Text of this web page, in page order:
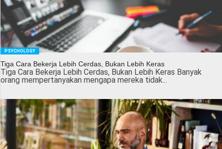
PSYCHOLOGY
Tiga Cara Bekerja Lebih Cerdas, Bukan Lebih Keras
Tiga Cara Bekerja Lebih Cerdas, Bukan Lebih Keras Banyak
orang mempertanyakan mengapa mereka tidak...